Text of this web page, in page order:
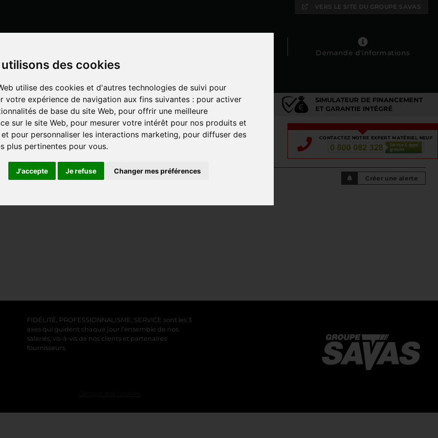
des cookies
utilise des cookies et d'autres technologies de suivi pour
votre expérience de navigation aux fins suivantes : pour activer
de base du site Web, pour offrir une meilleure
sur le site Web, pour mesurer votre intérêt pour nos produits et
pour personnaliser les interactions marketing, pour diffuser des
plus pertinentes pour vous.
J'accepte Je refuse Changer mes préférences
VERS LE SITE DU GROUPE SAVAS
Demande d'informations
EN LIGNE
UN SPÉCIALISTE DÉDIÉ
SIMULATEUR DE FINANCEMENT
ET GARANTIE INTÉGRÉ
SOL NON ANIMÉS
CONTACTEZ NOTRE EXPERT MATÉRIEL NEUF
OUTILS DU SOL NON ANIMÉS
Créer une alerte
FIDÉLITÉ, PROFESSIONNALISME, SERVICE sont les 3
axes qui guident chaque jour l’ensemble de nos
salariés, vis-à-vis de nos clients et partenaires
fournisseurs.